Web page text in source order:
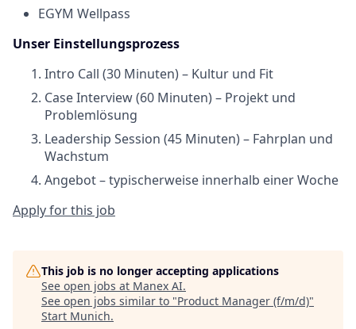
EGYM Wellpass
Unser Einstellungsprozess
Intro Call (30 Minuten) – Kultur und Fit
Case Interview (60 Minuten) – Projekt und
Problemlösung
Leadership Session (45 Minuten) – Fahrplan und
Wachstum
Angebot – typischerweise innerhalb einer Woche
Apply for this job
This job is no longer accepting applications
See open jobs at Manex AI.
See open jobs similar to "Product Manager (f/m/d)"
Start Munich.